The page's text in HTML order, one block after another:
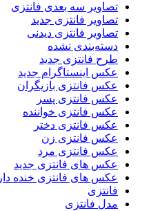
تصاویر سه بعدی فانتزی
تصاویر فانتزی جدید
تصاویر فانتزی دیدنی
دسته‌بندی نشده
طرح فانتزی جدید
عکس اینستاگرام جدید
عکس فانتزی بازیگران
عکس فانتزی پسر
عکس فانتزی خواننده
عکس فانتزی دختر
عکس فانتزی زن
عکس فانتزی مرد
عکس های فانتزی جدید
عکس های فانتزی خنده دار
فانتزی
مدل فانتزی